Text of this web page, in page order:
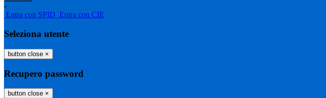
-
Entra con SPID Entra con CIE
Seleziona utente
button close ×
Recupero password
button close ×